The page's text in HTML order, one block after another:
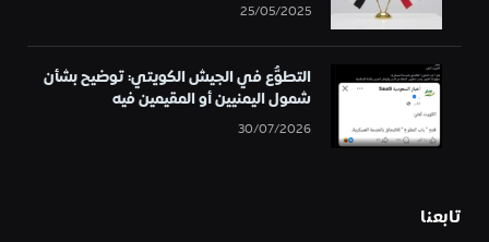
25/05/2025
التطوُّع في الجيش الكويتي: توضيح بشأن
شمول اليمنيين أو المقيمين فيه
30/07/2026
تابعنا